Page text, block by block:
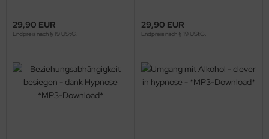
29,90 EUR
Endpreis nach § 19 UStG.
29,90 EUR
Endpreis nach § 19 UStG.